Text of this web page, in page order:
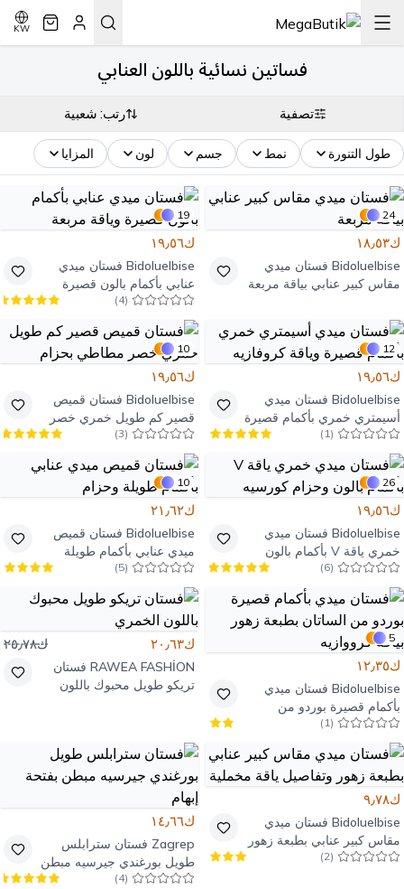
KW
فساتين نسائية باللون العنابي
تصفية رتب: شعبية
طول التنورة نمط جسم لون المزايا
24
ك١٨٫٥٣
Bidoluelbise فستان ميدي
مقاس كبير عنابي بياقة مربعة
19
ك١٩٫٥٦
Bidoluelbise فستان ميدي
عنابي بأكمام بالون قصيرة
وياقة مربعة (
4
)
12
ك١٩٫٥٦
Bidoluelbise فستان ميدي
أسيمتري خمري بأكمام قصيرة
وياقة كروفازيه
(
1
)
10
ك١٩٫٥٦
Bidoluelbise فستان قميص
قصير كم طويل خمري خصر
مطاطي بحزام
(
3
)
26
ك١٩٫٥٦
Bidoluelbise فستان ميدي
خمري ياقة V بأكمام بالون
وحزام كورسيه
(
6
)
10
ك٢١٫٦٢
Bidoluelbise فستان قميص
ميدي عنابي بأكمام طويلة
وحزام
(
5
)
5
ك١٢٫٣٥
Bidoluelbise فستان ميدي
بأكمام قصيرة بوردو من
الساتان بطبعة زهور بياقة
كرووازيه
(
1
)
ك٢٠٫٦٣ ك٢٥٫٧٨
RAWEA FASHİON فستان
تريكو طويل محبوك باللون
ك٩٫٧٨
Bidoluelbise فستان ميدي
مقاس كبير عنابي بطبعة زهور
وتفاصيل ياقة مخملية
(
2
)
ك١٤٫٦٦
Zagrep فستان سترابلس
طويل بورغندي جيرسيه مبطن
بفتحة إبهام
(
4
)